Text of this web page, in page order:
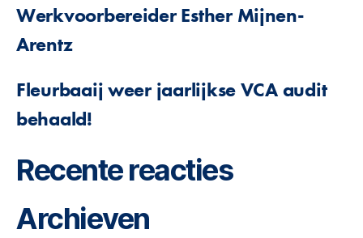
Werkvoorbereider Esther Mijnen-
Arentz
Fleurbaaij weer jaarlijkse VCA audit
behaald!
Recente reacties
Archieven